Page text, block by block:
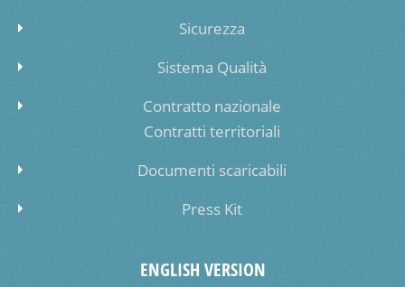
Sicurezza
Sistema Qualità
Contratto nazionale
Contratti territoriali
Documenti scaricabili
Press Kit
ENGLISH VERSION